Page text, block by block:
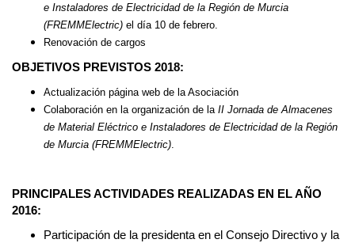
e Instaladores de Electricidad de la Región de Murcia
(FREMMElectric) el día 10 de febrero.
Renovación de cargos
OBJETIVOS PREVISTOS 2018:
Actualización página web de la Asociación
Colaboración en la organización de la II Jornada de Almacenes
de Material Eléctrico e Instaladores de Electricidad de la Región
de Murcia (FREMMElectric)
PRINCIPALES ACTIVIDADES REALIZADAS EN EL AÑO
2016:
Participación de la presidenta en el Consejo Directivo y la